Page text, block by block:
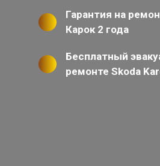
Гарантия на
Карок 2 года
Бесплатный
ремонте Skoda